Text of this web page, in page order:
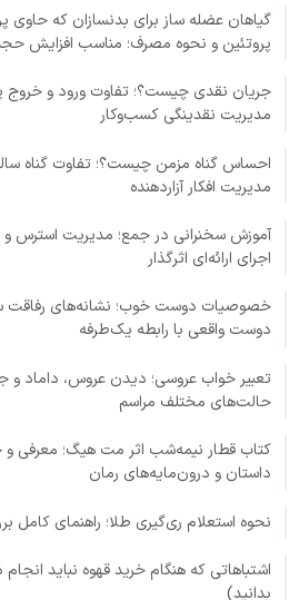
گیاهان عضله ساز برای بدنسازان که حاوی
پروتئین و نحوه مصرف؛ مناسب افزایش
جریان نقدی چیست؟؛ تفاوت ورود و خروج
مدیریت نقدینگی کسب‌وکار
احساس گناه مزمن چیست؟؛ تفاوت گناه
مدیریت افکار آزاردهنده
آموزش سخنرانی در جمع؛ مدیریت استرس
اجرای ارائه‌ای اثرگذار
خصوصیات دوست خوب؛ نشانه‌های رفاقت
دوست واقعی با رابطه یک‌طرفه
تعبیر خواب عروسی؛ دیدن عروس، داماد و
حالت‌های مختلف مراسم
کتاب قطار نیمه‌شب اثر مت هیگ؛ معرفی و
داستان و درون‌مایه‌های رمان
نحوه استعلام ری‌گیری طلا؛ راهنمای
بدانید)